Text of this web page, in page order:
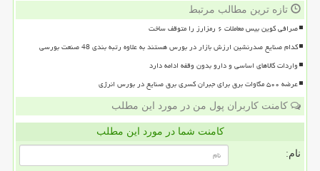
تازه ترین مطالب مرتبط
صرافی کوین بیس معاملات ۶ رمزارز را متوقف ساخت
کدام صنایع صدرنشین ارزش بازار در بورس هستند به علاوه رتبه بندی 48 صنعت بورسی
واردات کالاهای اساسی و دارو بدون وقفه ادامه دارد
عرضه ۵۰۰ مگاوات برق برای جبران کسری برق صنایع در بورس انرژی
کامنت کاربران پول من در مورد این مطلب
کامنت شما در مورد این مطلب
نام: